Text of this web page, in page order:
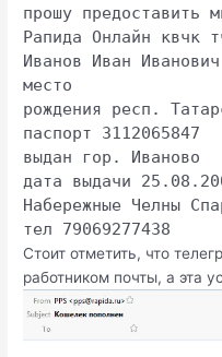
прошу предоставить
Рапида Онлайн квчк
Иванов Иван
место
рождения респ.
паспорт 3112065847
выдан гор. Иваново
дата выдачи
Набережные Челны
тел 79069277438
Стоит отметить, что
работником почты, а эта